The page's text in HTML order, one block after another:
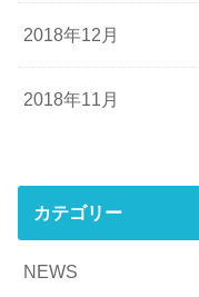
2018年12月
2018年11月
カテゴリー
NEWS